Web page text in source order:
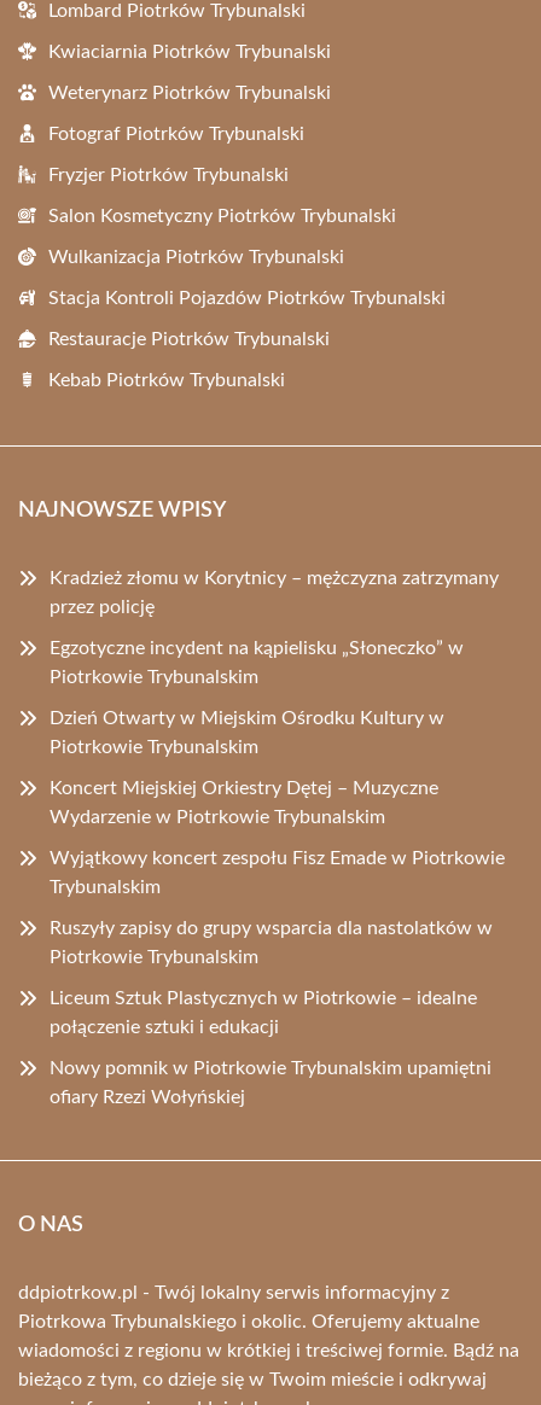
Lombard Piotrków Trybunalski
Kwiaciarnia Piotrków Trybunalski
Weterynarz Piotrków Trybunalski
Fotograf Piotrków Trybunalski
Fryzjer Piotrków Trybunalski
Salon Kosmetyczny Piotrków Trybunalski
Wulkanizacja Piotrków Trybunalski
Stacja Kontroli Pojazdów Piotrków Trybunalski
Restauracje Piotrków Trybunalski
Kebab Piotrków Trybunalski
NAJNOWSZE WPISY
Kradzież złomu w Korytnicy – mężczyzna zatrzymany
przez policję
Egzotyczne incydent na kąpielisku „Słoneczko” w
Piotrkowie Trybunalskim
Dzień Otwarty w Miejskim Ośrodku Kultury w
Piotrkowie Trybunalskim
Koncert Miejskiej Orkiestry Dętej – Muzyczne
Wydarzenie w Piotrkowie Trybunalskim
Wyjątkowy koncert zespołu Fisz Emade w Piotrkowie
Trybunalskim
Ruszyły zapisy do grupy wsparcia dla nastolatków w
Piotrkowie Trybunalskim
Liceum Sztuk Plastycznych w Piotrkowie – idealne
połączenie sztuki i edukacji
Nowy pomnik w Piotrkowie Trybunalskim upamiętni
ofiary Rzezi Wołyńskiej
O NAS
ddpiotrkow.pl - Twój lokalny serwis informacyjny z
Piotrkowa Trybunalskiego i okolic. Oferujemy aktualne
wiadomości z regionu w krótkiej i treściwej formie. Bądź na
bieżąco z tym, co dzieje się w Twoim mieście i odkrywaj